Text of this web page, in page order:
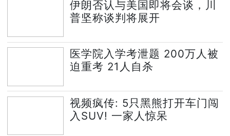
伊朗否认与美国即将会谈，川
普坚称谈判将展开
医学院入学考泄题 200万人被
迫重考 21人自杀
视频疯传: 5只黑熊打开车门闯
入SUV! 一家人惊呆